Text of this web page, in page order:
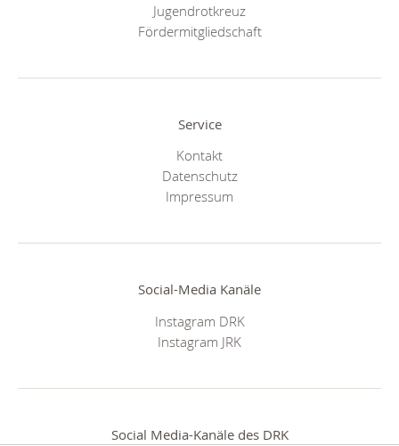
Jugendrotkreuz
Fördermitgliedschaft
Service
Kontakt
Datenschutz
Impressum
Social-Media Kanäle
Instagram DRK
Instagram JRK
Social Media-Kanäle des DRK